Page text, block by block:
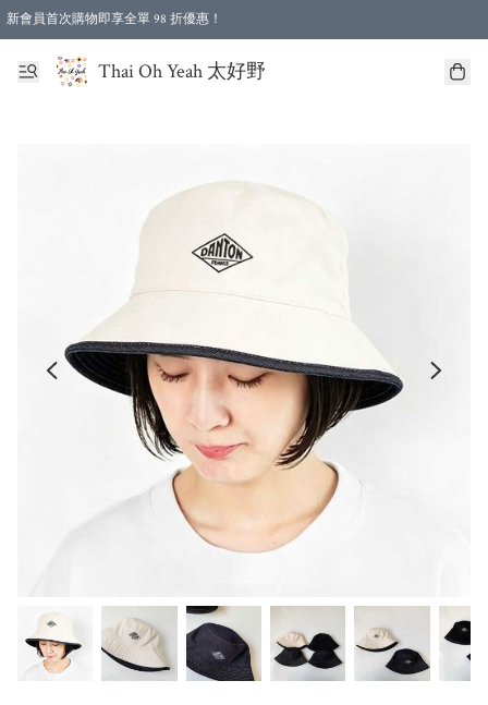
新會員首次購物即享全單 98 折優惠！
特選會員可享全單低至 96 折優惠！
Thai Oh Yeah 太好野